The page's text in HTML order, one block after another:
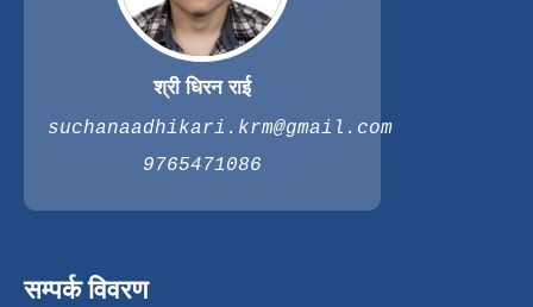
श्री धिरन राई
suchanaadhikari.krm@gmail.com
9765471086
सम्पर्क विवरण